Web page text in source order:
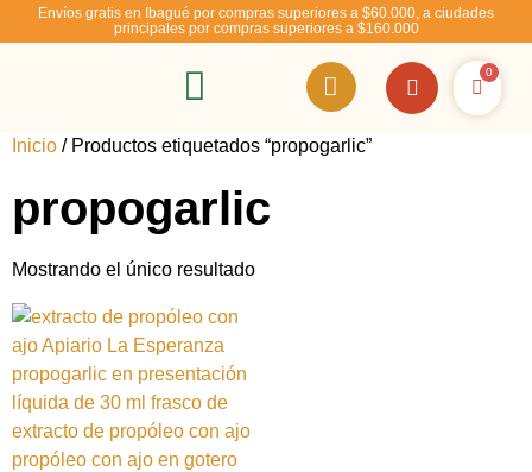
Envíos gratis en Ibagué por compras superiores a $60.000, a ciudades
principales por compras superiores a $160.000
0
Inicio / Productos etiquetados “propogarlic”
propogarlic
Mostrando el único resultado